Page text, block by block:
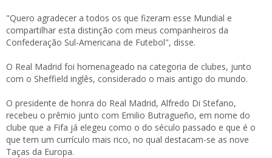
"Quero agradecer a todos os que fizeram esse Mundial e
compartilhar esta distinção com meus companheiros da
Confederação Sul-Americana de Futebol", disse.
O Real Madrid foi homenageado na categoria de clubes, junto
com o Sheffield inglês, considerado o mais antigo do mundo.
O presidente de honra do Real Madrid, Alfredo Di Stefano,
recebeu o prêmio junto com Emilio Butragueño, em nome do
clube que a Fifa já elegeu como o do século passado e que é o
que tem um currículo mais rico, no qual destacam-se as nove
Taças da Europa.